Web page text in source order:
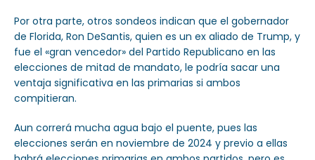
Por otra parte, otros sondeos indican que el gobernador
de Florida, Ron DeSantis, quien es un ex aliado de Trump, y
fue el «gran vencedor» del Partido Republicano en las
elecciones de mitad de mandato, le podría sacar una
ventaja significativa en las primarias si ambos
compitieran.
Aun correrá mucha agua bajo el puente, pues las
elecciones serán en noviembre de 2024 y previo a ellas